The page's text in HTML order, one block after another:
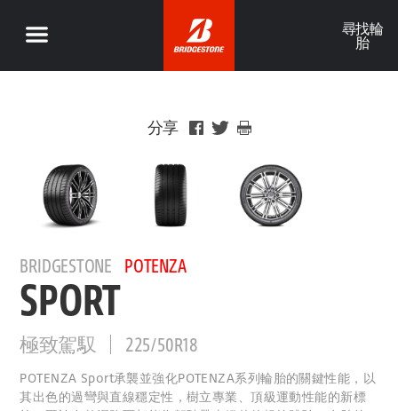
尋找輪
胎
分享
BRIDGESTONE POTENZA
SPORT
極致駕馭 225/50R18
POTENZA Sport承襲並強化POTENZA系列輪胎的關鍵性能，以
其出色的過彎與直線穩定性，樹立專業、頂級運動性能的新標